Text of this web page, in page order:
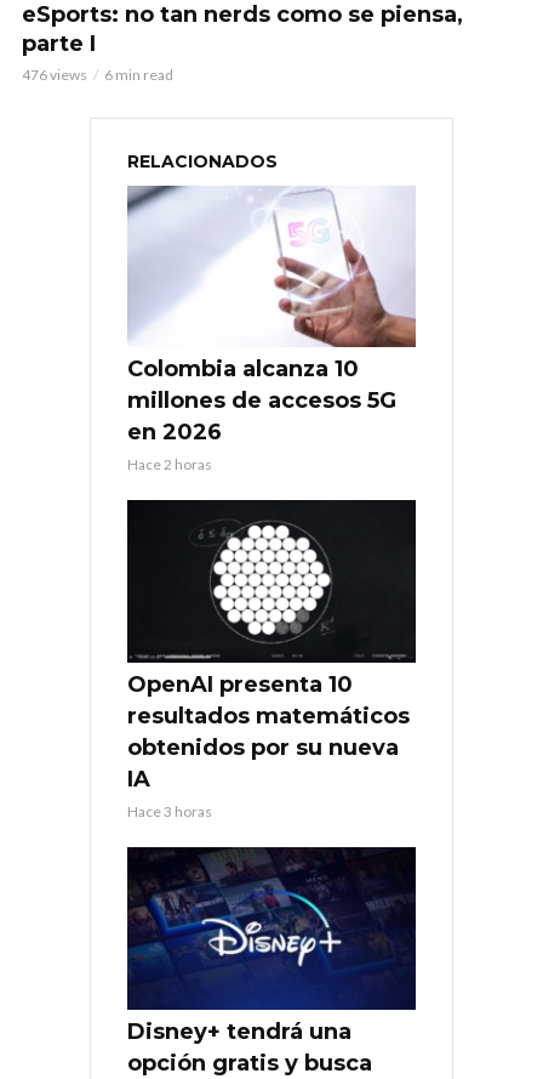
eSports: no tan nerds como se piensa,
parte I
476 views 6 min read
RELACIONADOS
Colombia alcanza 10
millones de accesos 5G
en 2026
Hace 2 horas
OpenAI presenta 10
resultados matemáticos
obtenidos por su nueva
IA
Hace 3 horas
Disney+ tendrá una
opción gratis y busca